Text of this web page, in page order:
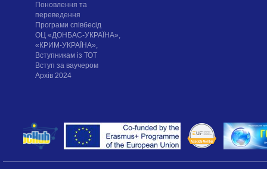
Поновлення та
переведення
Програми співбесід
ОЦ «ДОНБАС-УКРАЇНА»,
«КРИМ-УКРАЇНА»,
Вступникам із ТОТ
Вступ за ваучером
Архів 2024